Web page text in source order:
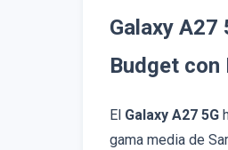
Galaxy A27
Budget
El Galaxy A27 5G
gama media de